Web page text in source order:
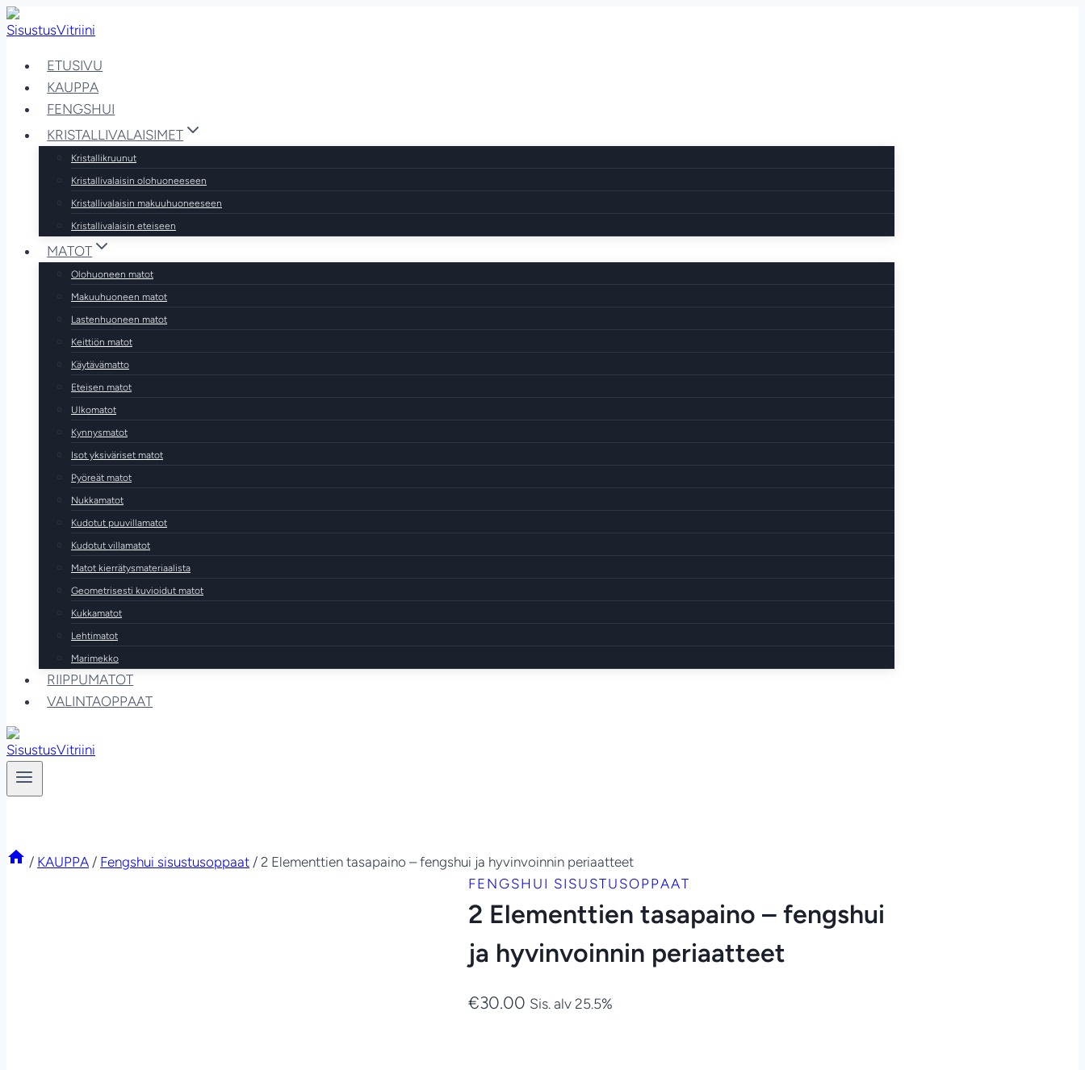
Siirry
sisältöön
ETUSIVU
KAUPPA
FENGSHUI
KRISTALLIVALAISIMET
Kristallikruunut
Kristallivalaisin olohuoneeseen
Kristallivalaisin makuuhuoneeseen
Kristallivalaisin eteiseen
MATOT
Olohuoneen matot
Makuuhuoneen matot
Lastenhuoneen matot
Keittiön matot
Käytävämatto
Eteisen matot
Ulkomatot
Kynnysmatot
Isot yksiväriset matot
Pyöreät matot
Nukkamatot
Kudotut puuvillamatot
Kudotut villamatot
Matot kierrätysmateriaalista
Geometrisesti kuvioidut matot
Kukkamatot
Lehtimatot
Marimekko
RIIPPUMATOT
VALINTAOPPAAT
/ KAUPPA / Fengshui sisustusoppaat / 2 Elementtien tasapaino – fengshui ja hyvinvoinnin periaatteet
FENGSHUI SISUSTUSOPPAAT
2 Elementtien tasapaino – fengshui
ja hyvinvoinnin periaatteet
€30.00 Sis. alv 25.5%